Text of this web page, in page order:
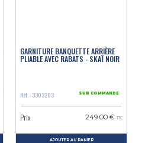
GARNITURE BANQUETTE ARRIÈRE
PLIABLE AVEC RABATS - SKAÏ NOIR
Réf. : 3303203 SUR COMMANDE
Prix 249.00 € TTC
AJOUTER AU PANIER